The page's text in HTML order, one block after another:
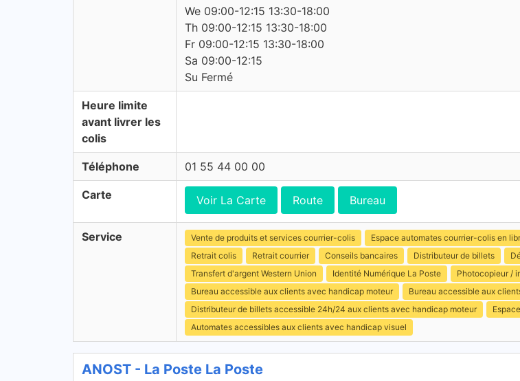
We 09:00-12:15 13:30-18:00
Th 09:00-12:15 13:30-18:00
Fr 09:00-12:15 13:30-18:00
Sa 09:00-12:15
Su Fermé
Heure limite
avant livrer les
colis
Téléphone 01 55 44 00 00
Carte Voir La Carte Route Bureau
Service Vente de produits et services courrier-colis Espace automates courrier-colis en
Retrait colis
Retrait courrier Conseils bancaires Distributeur de billets
Transfert d'argent Western Union
Identité Numérique La Poste
Photocopieur /
Bureau accessible aux clients avec handicap moteur
Bureau accessible aux
Distributeur de billets accessible 24h/24 aux clients avec handicap moteur
Automates accessibles aux clients avec handicap visuel
ANOST - La Poste La Poste